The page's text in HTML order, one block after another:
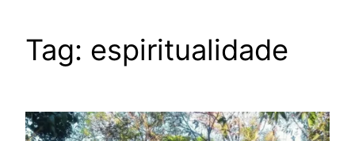
Tag: espiritualidade